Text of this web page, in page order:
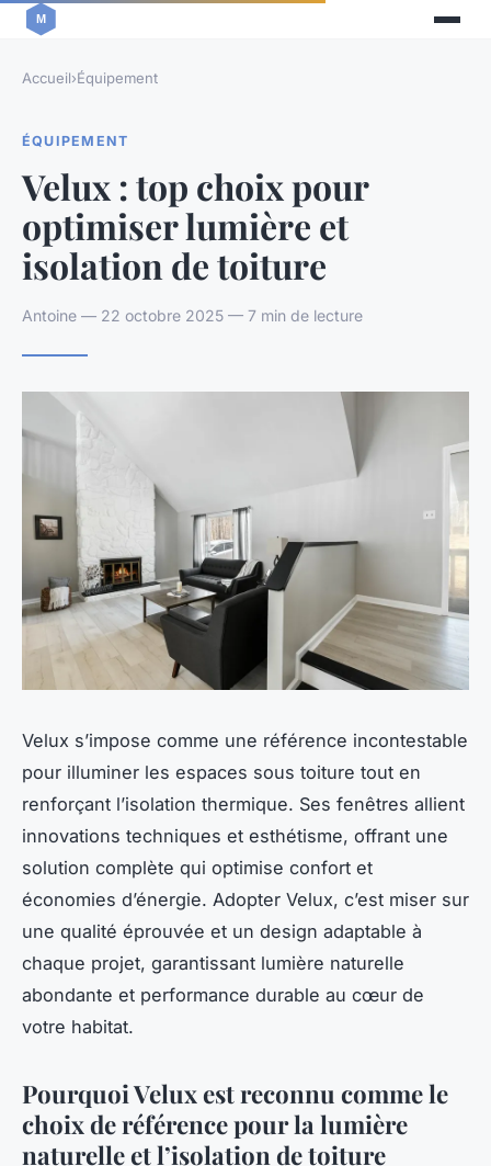
Accueil›Équipement
ÉQUIPEMENT
Velux : top choix pour
optimiser lumière et
isolation de toiture
Antoine — 22 octobre 2025 — 7 min de lecture
Velux s’impose comme une référence incontestable
pour illuminer les espaces sous toiture tout en
renforçant l’isolation thermique. Ses fenêtres allient
innovations techniques et esthétisme, offrant une
solution complète qui optimise confort et
économies d’énergie. Adopter Velux, c’est miser sur
une qualité éprouvée et un design adaptable à
chaque projet, garantissant lumière naturelle
abondante et performance durable au cœur de
votre habitat.
Pourquoi Velux est reconnu comme le
choix de référence pour la lumière
naturelle et l’isolation de toiture